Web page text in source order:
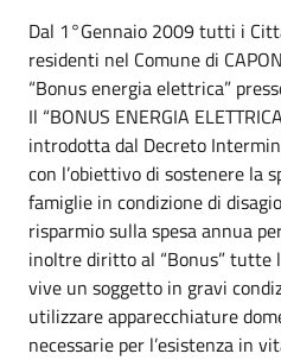
Dal 1°Gennaio 2009 tutti i
residenti nel Comune di
“Bonus energia elettrica”
Il “BONUS ENERGIA
introdotta dal Decreto
con l’obiettivo di sostenere la
famiglie in condizione di
risparmio sulla spesa annua
inoltre diritto al “Bonus” tutte
vive un soggetto in gravi
utilizzare apparecchiature
necessarie per l’esistenza in